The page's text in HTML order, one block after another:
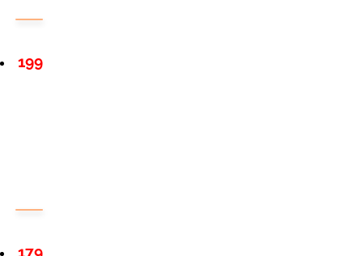
199
179